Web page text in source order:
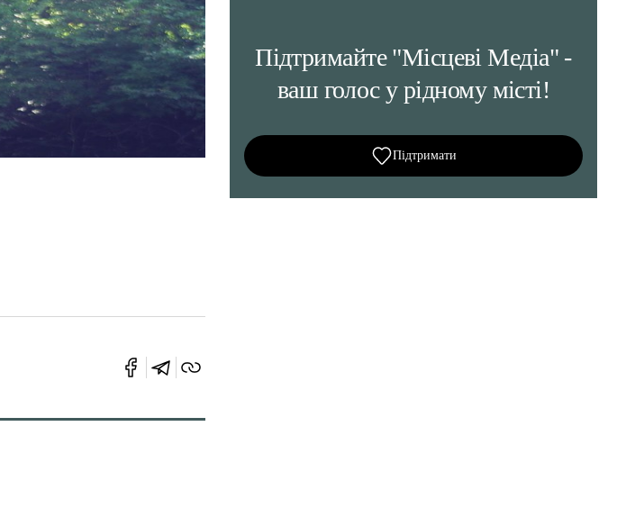
Підтримайте "Місцеві Медіа" -
ваш голос у рідному місті!
Підтримати